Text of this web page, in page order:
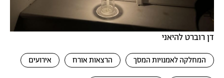
דן רוברט להיאני
המחלקה לאמנויות המסך הרצאות אורח אירועים